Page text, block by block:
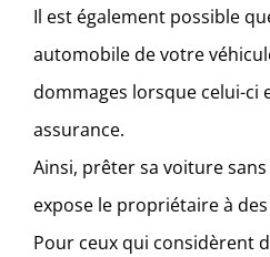
Il est également possible
automobile de votre
dommages lorsque celui-ci
assurance.
Ainsi, prêter sa voiture
expose le propriétaire à
Pour ceux qui considèrent